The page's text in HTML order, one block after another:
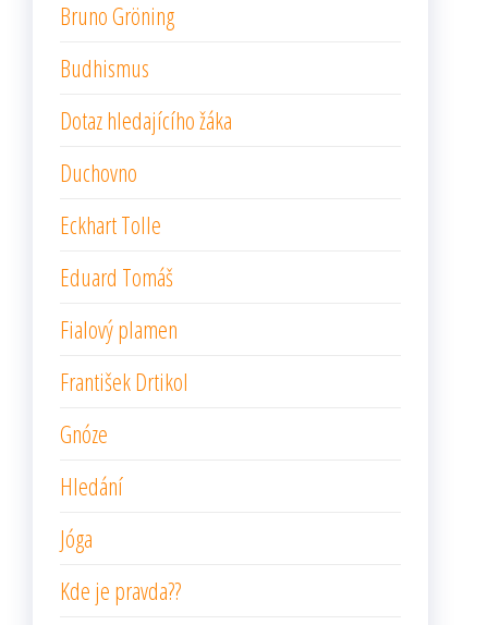
Bruno Gröning
Budhismus
Dotaz hledajícího žáka
Duchovno
Eckhart Tolle
Eduard Tomáš
Fialový plamen
František Drtikol
Gnóze
Hledání
Jóga
Kde je pravda??